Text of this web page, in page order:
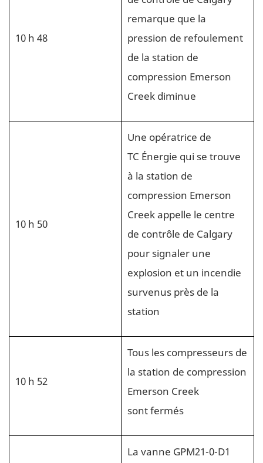
10 h 48
remarque que la
pression de refoulement
de la station de
compression Emerson
Creek diminue
10 h 50
Une opératrice de
TC Énergie qui se trouve
à la station de
compression Emerson
Creek appelle le centre
de contrôle de Calgary
pour signaler une
explosion et un incendie
survenus près de la
station
10 h 52
Tous les compresseurs de
la station de compression
Emerson Creek
sont fermés
La vanne GPM21-0-D1